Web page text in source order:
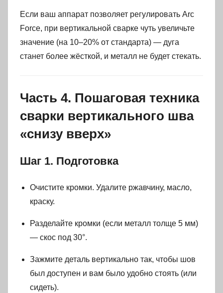
Если ваш аппарат позволяет регулировать Arc
Force, при вертикальной сварке чуть увеличьте
значение (на 10–20% от стандарта) — дуга
станет более жёсткой, и металл не будет стекать.
Часть 4. Пошаговая техника
сварки вертикального шва
«снизу вверх»
Шаг 1. Подготовка
Очистите кромки. Удалите ржавчину, масло,
краску.
Разделайте кромки (если металл толще 5 мм)
— скос под 30°.
Зажмите деталь вертикально так, чтобы шов
был доступен и вам было удобно стоять (или
сидеть).